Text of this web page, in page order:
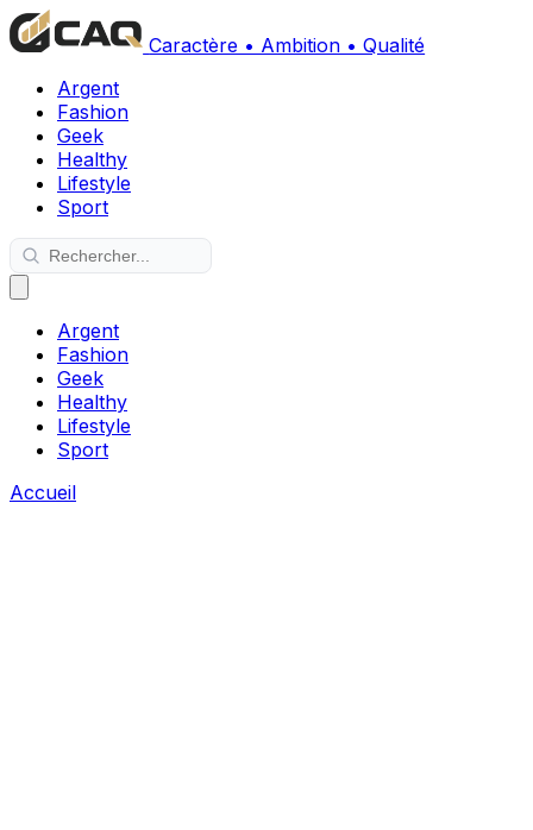
Caractère • Ambition • Qualité
Argent
Fashion
Geek
Healthy
Lifestyle
Sport
Argent
Fashion
Geek
Healthy
Lifestyle
Sport
Accueil